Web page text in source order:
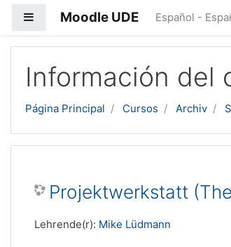
Panel lateral
Moodle UDE Español -
Información del
Página Principal Cursos Archiv
Projektwerkstatt
Lehrende(r): Mike Lüdmann